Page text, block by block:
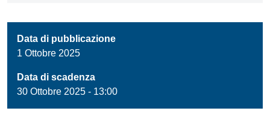
Data di pubblicazione
1 Ottobre 2025
Data di scadenza
30 Ottobre 2025 - 13:00